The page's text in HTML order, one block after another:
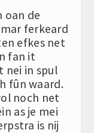
oan de
ferkeard
efkes net
fan it
nei in spul
fûn waard.
noch net
as je mei
is nij